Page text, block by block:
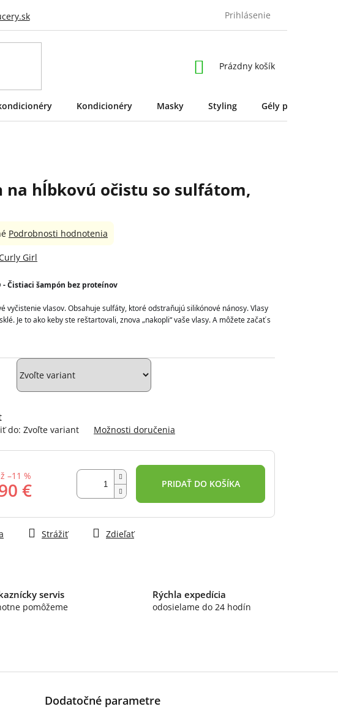
Prihlásenie
NÁKUPNÝ
Prázdny košík
Kondicionéry Masky Styling Gély pre styling
na hĺbkovú očistu so sulfátom,
do: Zvoľte variant Možnosti doručenia
–11 %
€ PRIDAŤ DO KOŠÍKA
- Čistiaci šampón bez proteínov
vyčistenie vlasov. Obsahuje sulfáty, ktoré odstraňujú silikónové nánosy. Vlasy
Je to ako keby ste reštartovali, znova „nakopli“ vaše vlasy. A môžete začať s
Strážiť Zdieľať
Podrobnosti hodnotenia
Girl
servis
pomôžeme
Rýchla expedícia
odosielame do 24 hodín
Dodatočné parametre